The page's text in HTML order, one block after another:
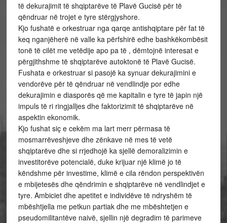
të dekurajimit të shqiptarëve të Plavë Gucisë për të
qëndruar në trojet e tyre stërgjyshore.
Kjo fushatë e orkestruar nga qarqe antishqiptare për fat të
keq nganjëherë në valle ka përfshirë edhe bashkëkombësit
tonë të cilët me vetëdije apo pa të , dëmtojnë interesat e
përgjithshme të shqiptarëve autoktonë të Plavë Gucisë.
Fushata e orkestruar si pasojë ka synuar dekurajimini e
vendorëve për të qëndruar në vendlindje por edhe
dekurajimin e diasporës që me kapitalin e tyre të japin një
impuls të ri ringjalljes dhe faktorizimit të shqiptarëve në
aspektin ekonomik.
Kjo fushat siç e cekëm ma lart merr përmasa të
mosmarrëveshjeve dhe zënkave në mes të vetë
shqiptarëve dhe si rrjedhojë ka sjellë demoralizimin e
investitorëve potencialë, duke krijuar një klimë jo të
këndshme për investime, klimë e cila rëndon perspektivën
e mbijetesës dhe qëndrimin e shqiptarëve në vendlindjet e
tyre. Ambiciet dhe apetitet e individëve të ndryshëm të
mbështjella me petkun partiak dhe me mbështetjen e
pseudomilitantëve naivë, sjellin një degradim të parimeve